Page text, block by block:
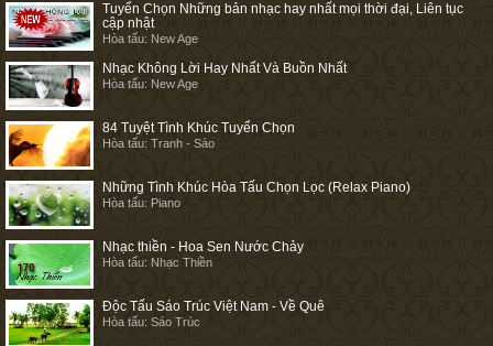
Tuyển Chọn Những bản nhạc hay nhất mọi thời đại, Liên tục
cập nhật
Hòa tấu: New Age
Nhạc Không Lời Hay Nhất Và Buồn Nhất
Hòa tấu: New Age
84 Tuyệt Tình Khúc Tuyển Chọn
Hòa tấu: Tranh - Sáo
Những Tình Khúc Hòa Tấu Chọn Lọc (Relax Piano)
Hòa tấu: Piano
Nhạc thiền - Hoa Sen Nước Chảy
Hòa tấu: Nhạc Thiền
Độc Tấu Sáo Trúc Việt Nam - Về Quê
Hòa tấu: Sáo Trúc